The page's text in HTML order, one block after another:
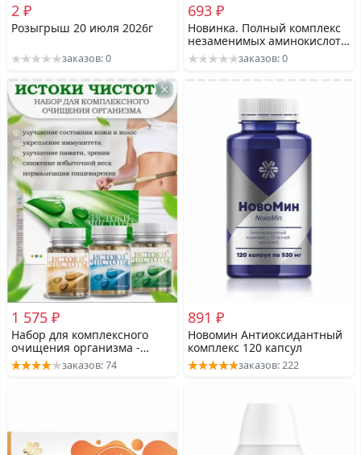
2 ₽
Розыгрыш 20 июля 2026г
заказов: 0
693 ₽
Новинка. Полный комплекс
незаменимых аминокислот
Essential Amino 9 PRO /
Эссеншиал Амино 9 ПРО, 10
порций по 8 г
заказов: 0
1 575 ₽
Набор для комплексного
очищения организма -
Истоки чистоты 180 капсул
(60 капсул в каждой
заказов: 74
891 ₽
Новомин Антиоксидантный
комплекс 120 капсул
заказов: 222